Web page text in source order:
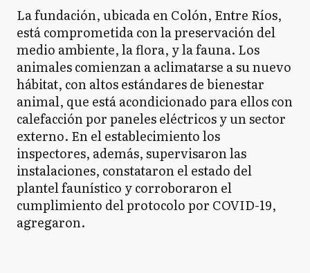
La fundación, ubicada en Colón, Entre Ríos,
está comprometida con la preservación del
medio ambiente, la flora, y la fauna. Los
animales comienzan a aclimatarse a su nuevo
hábitat, con altos estándares de bienestar
animal, que está acondicionado para ellos con
calefacción por paneles eléctricos y un sector
externo. En el establecimiento los
inspectores, además, supervisaron las
instalaciones, constataron el estado del
plantel faunístico y corroboraron el
cumplimiento del protocolo por COVID-19,
agregaron.